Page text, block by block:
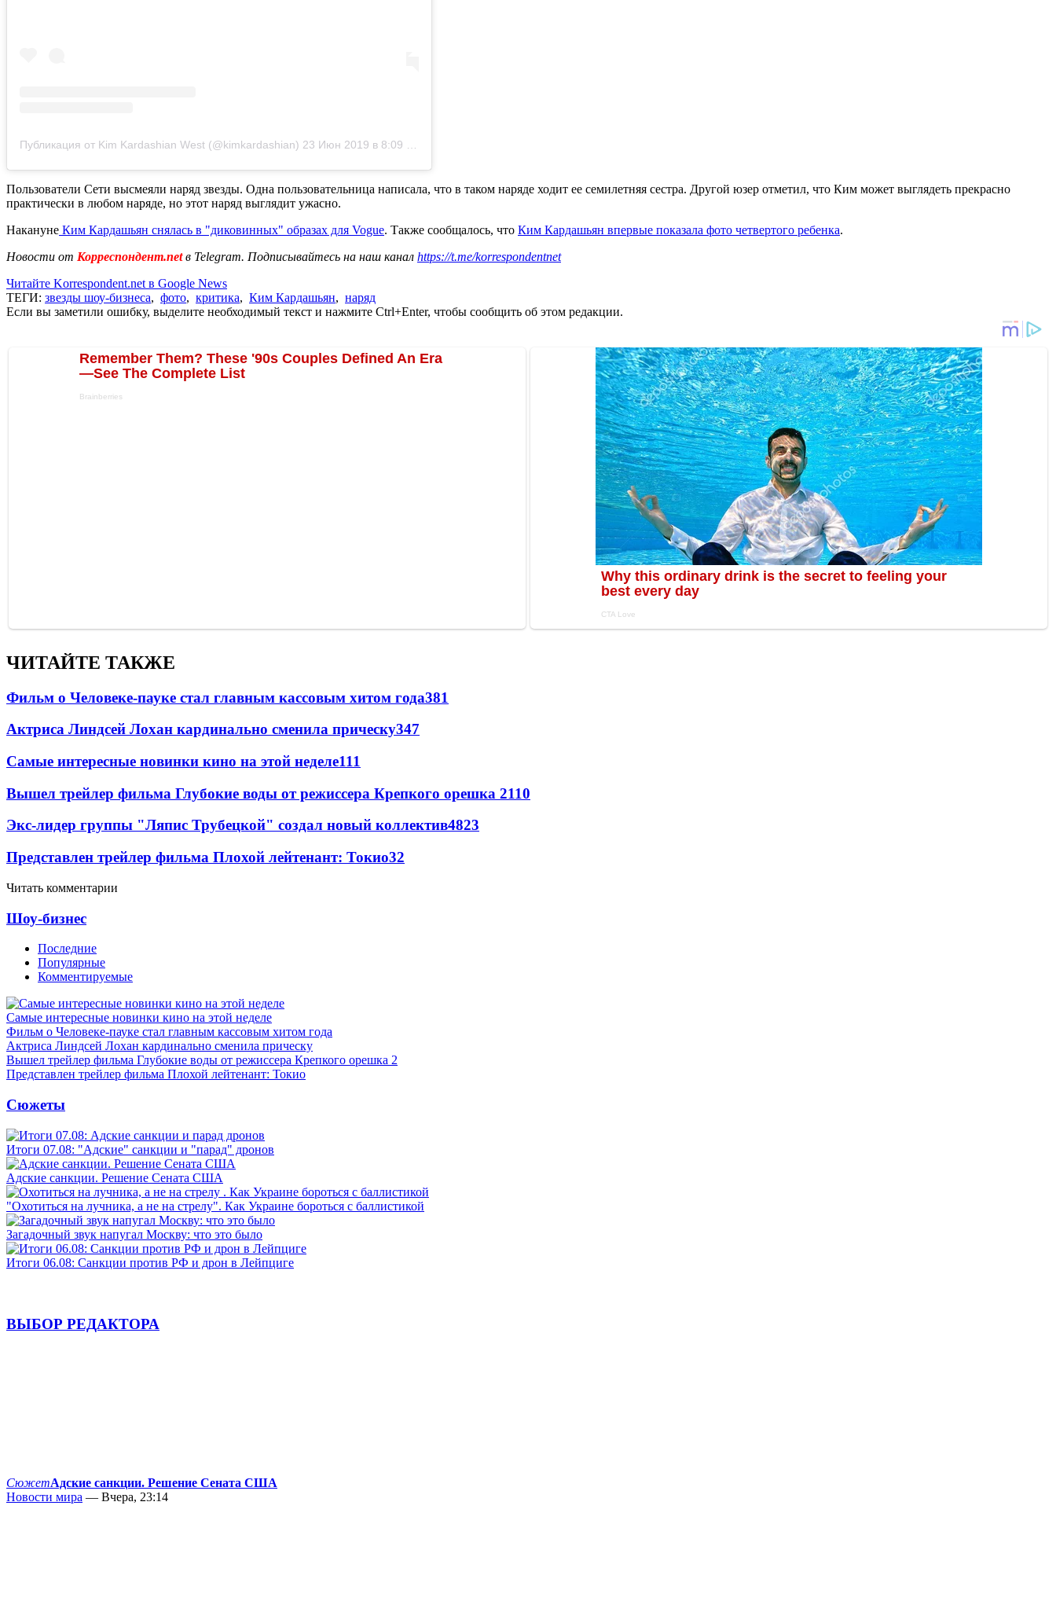
Публикация от Kim Kardashian West (@kimkardashian) 23 Июн 2019 в 8:09 PDT
Пользователи Сети высмеяли наряд звезды. Одна пользовательница написала, что в таком наряде ходит ее семилетняя сестра. Другой юзер отметил, что Ким может выглядеть прекрасно
практически в любом наряде, но этот наряд выглядит ужасно.
Накануне Ким Кардашьян снялась в "диковинных" образах для Vogue. Также сообщалось, что Ким Кардашьян впервые показала фото четвертого ребенка.
Новости от Корреспондент.netв Telegram. Подписывайтесь на наш канал https://t.me/korrespondentnet
Читайте Korrespondent.net в Google News
ТЕГИ: звезды шоу-бизнеса, фото, критика, Ким Кардашьян, наряд
Если вы заметили ошибку, выделите необходимый текст и нажмите Ctrl+Enter, чтобы сообщить об этом редакции.
ЧИТАЙТЕ ТАКЖЕ
Фильм о Человеке-пауке стал главным кассовым хитом года381
Актриса Линдсей Лохан кардинально сменила прическу347
Самые интересные новинки кино на этой неделе111
Вышел трейлер фильма Глубокие воды от режиссера Крепкого орешка 2110
Экс-лидер группы "Ляпис Трубецкой" создал новый коллектив4823
Представлен трейлер фильма Плохой лейтенант: Токио32
Читать комментарии
Шоу-бизнес
Последние
Популярные
Комментируемые
Самые интересные новинки кино на этой неделе
Фильм о Человеке-пауке стал главным кассовым хитом года
Актриса Линдсей Лохан кардинально сменила прическу
Вышел трейлер фильма Глубокие воды от режиссера Крепкого орешка 2
Представлен трейлер фильма Плохой лейтенант: Токио
Сюжеты
Итоги 07.08: "Адские" санкции и "парад" дронов
Адские санкции. Решение Сената США
"Охотиться на лучника, а не на стрелу". Как Украине бороться с баллистикой
Загадочный звук напугал Москву: что это было
Итоги 06.08: Санкции против РФ и дрон в Лейпциге
ВЫБОР РЕДАКТОРА
СюжетАдские санкции. Решение Сената США
Новости мира — Вчера, 23:14